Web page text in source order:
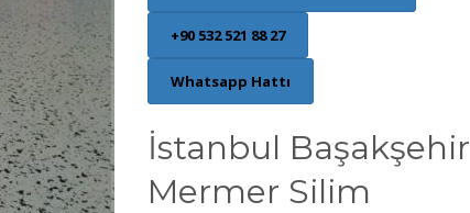
+90 532 521 88 27
Whatsapp Hattı
İstanbul Başakşehir
Mermer Silim